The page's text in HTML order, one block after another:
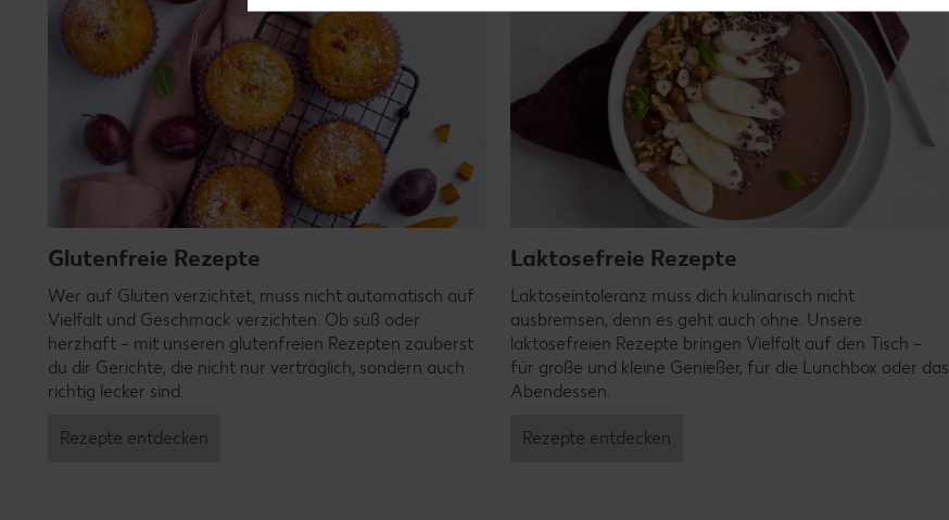
Glutenfreie Rezepte
Wer auf Gluten verzichtet, muss nicht automatisch auf
Vielfalt und Geschmack verzichten. Ob süß oder
herzhaft – mit unseren glutenfreien Rezepten zauberst
du dir Gerichte, die nicht nur verträglich, sondern auch
richtig lecker sind.
Rezepte entdecken
Laktosefreie Rezepte
Laktoseintoleranz muss dich kulinarisch nicht
ausbremsen, denn es geht auch ohne. Unsere
laktosefreien Rezepte bringen Vielfalt auf den Tisch –
für große und kleine Genießer, für die Lunchbox oder das
Abendessen.
Rezepte entdecken